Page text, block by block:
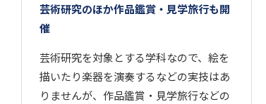
芸術研究のほか作品鑑賞・見学旅行も開
催
芸術研究を対象とする学科なので、絵を
描いたり楽器を演奏するなどの実技はあ
りませんが、作品鑑賞・見学旅行などの